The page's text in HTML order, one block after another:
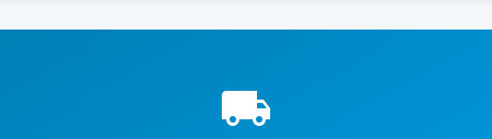
local_shipping